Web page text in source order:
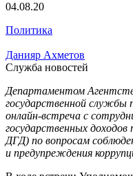
04.08.20
Политика
Данияр Ахметов
Служба новостей
Департаментом
государственной службы
онлайн-встреча с
государственных
ДГД) по вопросам
и предупреждения